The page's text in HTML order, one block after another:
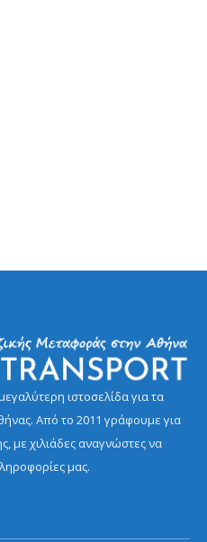
ιστοσελίδα για τα
Από το 2011 γράφουμε για
με χιλιάδες αναγνώστες να
μας.